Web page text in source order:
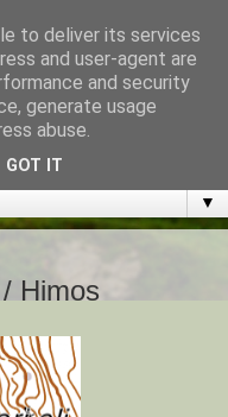
tilaisuuden muuttaa
▼
Himos
to deliver its services
and user-agent are
and security
generate usage
abuse.
GOT IT